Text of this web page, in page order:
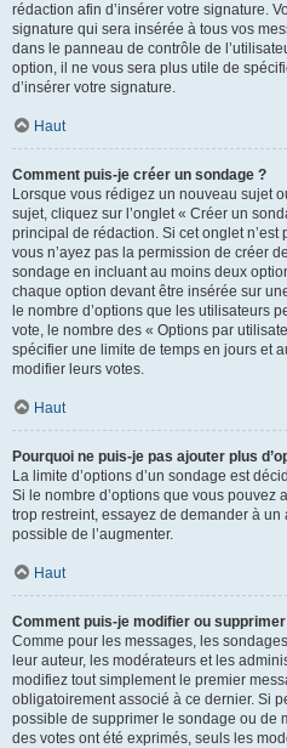
rédaction afin d’insérer votre signature.
signature qui sera insérée à tous vos
dans le panneau de contrôle de
option, il ne vous sera plus utile de
d’insérer votre signature.
Haut
Comment puis-je créer un sondage ?
Lorsque vous rédigez un nouveau sujet
sujet, cliquez sur l’onglet « Créer un
principal de rédaction. Si cet onglet
vous n’ayez pas la permission de créer
sondage en incluant au moins deux
chaque option devant être insérée sur
le nombre d’options que les utilisateurs
vote, le nombre des « Options par
spécifier une limite de temps en jours et
modifier leurs votes.
Haut
Pourquoi ne puis-je pas ajouter plus
La limite d’options d’un sondage est
Si le nombre d’options que vous pouvez
trop restreint, essayez de demander à un
possible de l’augmenter.
Haut
Comment puis-je modifier ou
Comme pour les messages, les
leur auteur, les modérateurs et les
modifiez tout simplement le premier
obligatoirement associé à ce dernier. Si
possible de supprimer le sondage ou de
des votes ont été exprimés, seuls les